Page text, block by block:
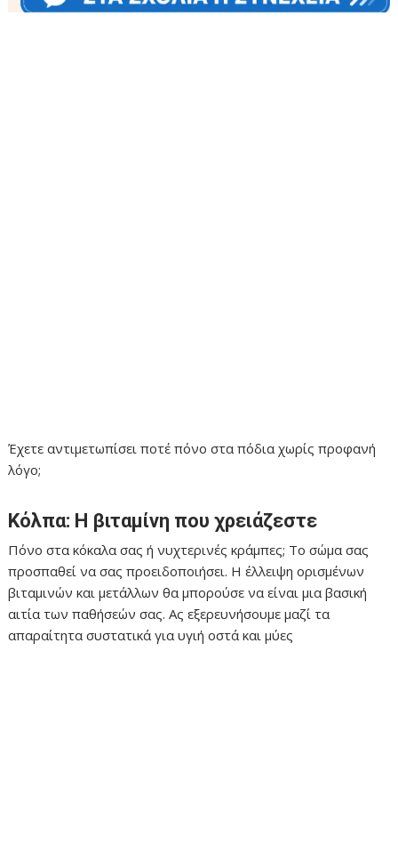
Έχετε αντιμετωπίσει ποτέ πόνο στα πόδια χωρίς προφανή
λόγο;
Κόλπα: Η βιταμίνη που χρειάζεστε
Πόνο στα κόκαλα σας ή νυχτερινές κράμπες; Το σώμα σας
προσπαθεί να σας προειδοποιήσει. Η έλλειψη ορισμένων
βιταμινών και μετάλλων θα μπορούσε να είναι μια βασική
αιτία των παθήσεών σας. Ας εξερευνήσουμε μαζί τα
απαραίτητα συστατικά για υγιή οστά και μύες